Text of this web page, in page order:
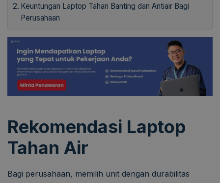
Keuntungan Laptop Tahan Banting dan Antiair Bagi
Perusahaan
Rekomendasi Laptop
Tahan Air
Bagi perusahaan, memilih unit dengan durabilitas